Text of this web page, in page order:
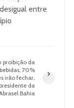
entre
proibição da
70%
irão fechar,
da
Bahia